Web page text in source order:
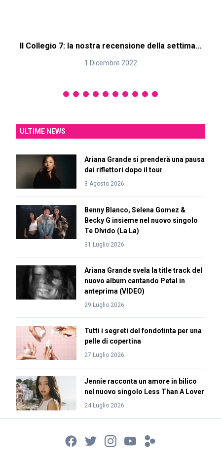
Il Collegio 7: la nostra recensione della settima...
1 Dicembre 2022
ULTIME NEWS
Ariana Grande si prenderà una pausa
dai riflettori dopo il tour
3 Agosto 2026
Benny Blanco, Selena Gomez &
Becky G insieme nel nuovo singolo
Te Olvido (La La)
31 Luglio 2026
Ariana Grande svela la title track del
nuovo album cantando Petal in
anteprima (VIDEO)
29 Luglio 2026
Tutti i segreti del fondotinta per una
pelle di copertina
27 Luglio 2026
Jennie racconta un amore in bilico
nel nuovo singolo Less Than A Lover
24 Luglio 2026